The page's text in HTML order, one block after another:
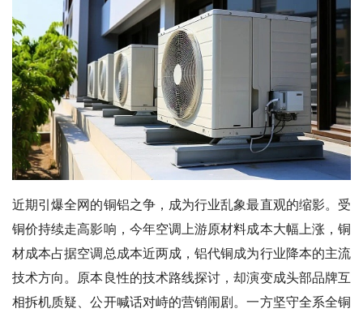
近期引爆全网的铜铝之争，成为行业乱象最直观的缩影。受
铜价持续走高影响，今年空调上游原材料成本大幅上涨，铜
材成本占据空调总成本近两成，铝代铜成为行业降本的主流
技术方向。原本良性的技术路线探讨，却演变成头部品牌互
相拆机质疑、公开喊话对峙的营销闹剧。一方坚守全系全铜